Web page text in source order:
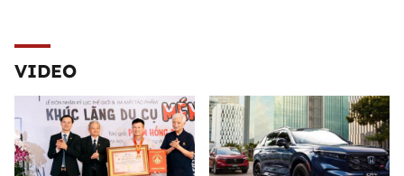
VIDEO